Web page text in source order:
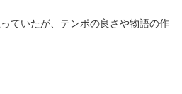
ていたが、テンポの良さや物語の作